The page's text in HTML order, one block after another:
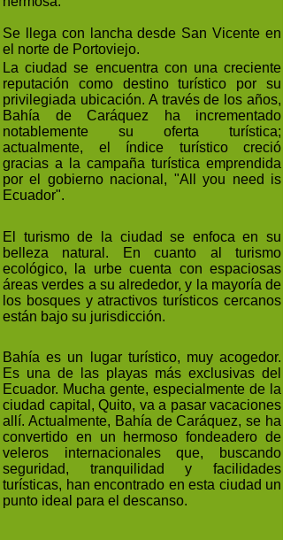
Se llega con lancha desde San Vicente en
el norte de Portoviejo.
La ciudad se encuentra con una creciente
reputación como destino turístico por su
privilegiada ubicación. A través de los años,
Bahía de Caráquez ha incrementado
notablemente su oferta turística;
actualmente, el índice turístico creció
gracias a la campaña turística emprendida
por el gobierno nacional, "All you need is
Ecuador".
El turismo de la ciudad se enfoca en su
belleza natural. En cuanto al turismo
ecológico, la urbe cuenta con espaciosas
áreas verdes a su alrededor, y la mayoría de
los bosques y atractivos turísticos cercanos
están bajo su jurisdicción.
Bahía es un lugar turístico, muy acogedor.
Es una de las playas más exclusivas del
Ecuador. Mucha gente, especialmente de la
ciudad capital, Quito, va a pasar vacaciones
allí. Actualmente, Bahía de Caráquez, se ha
convertido en un hermoso fondeadero de
veleros internacionales que, buscando
seguridad, tranquilidad y facilidades
turísticas, han encontrado en esta ciudad un
punto ideal para el descanso.